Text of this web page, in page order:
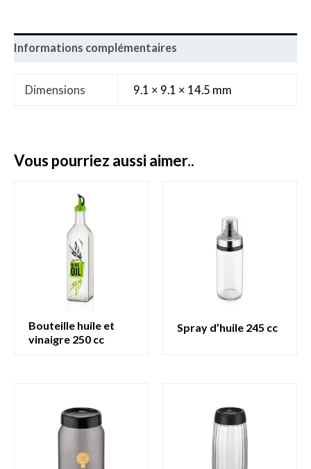
Informations complémentaires
Dimensions 9.1 × 9.1 × 14.5 mm
vous pourriez aussi aimer..
bouteille huile et
vinaigre 250 cc
spray d’huile 245 cc